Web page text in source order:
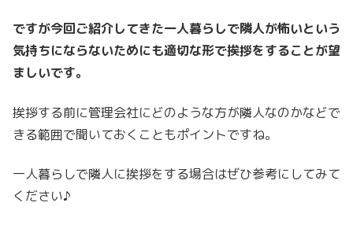
ですが今回ご紹介してきた一人暮らしで隣人が怖いという
気持ちにならないためにも適切な形で挨拶をすることが望
ましいです。
挨拶する前に管理会社にどのような方が隣人なのかなどで
きる範囲で聞いておくこともポイントですね。
一人暮らしで隣人に挨拶をする場合はぜひ参考にしてみて
ください♪